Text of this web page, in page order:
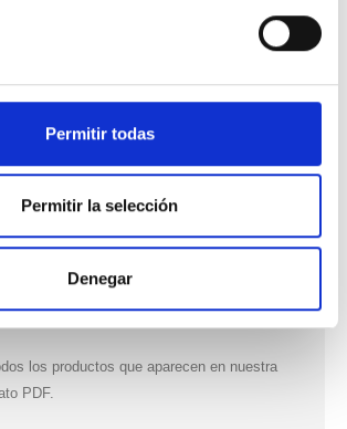
Permitir todas
Permitir la selección
Denegar
CATÁLOGOS
los productos que aparecen en nuestra
PDF.